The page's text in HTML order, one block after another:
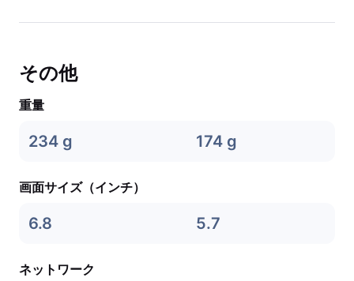
その他
重量
234 g 174 g
画面サイズ（インチ）
6.8 5.7
ネットワーク